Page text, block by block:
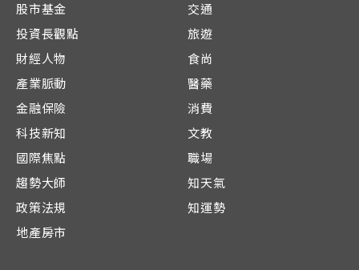
股市基金
投資長觀點
財經人物
產業脈動
金融保險
科技新知
國際焦點
趨勢大師
政策法規
地產房市
交通
旅遊
食尚
醫藥
消費
文教
職場
知天氣
知運勢